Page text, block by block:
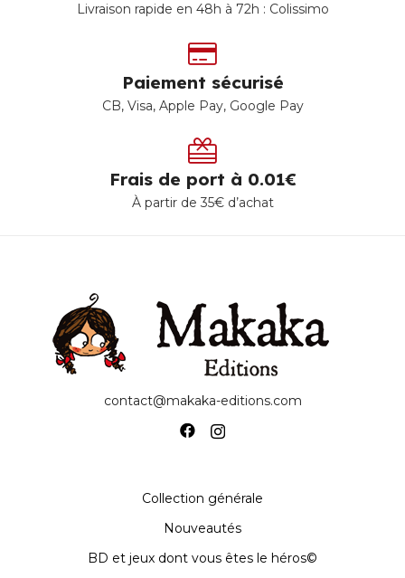
Livraison rapide en 48h à 72h : Colissimo
Paiement sécurisé
CB, Visa, Apple Pay, Google Pay
Frais de port à 0.01€
À partir de 35€ d’achat
contact@makaka-editions.com
Collection générale
Nouveautés
BD et jeux dont vous êtes le héros©